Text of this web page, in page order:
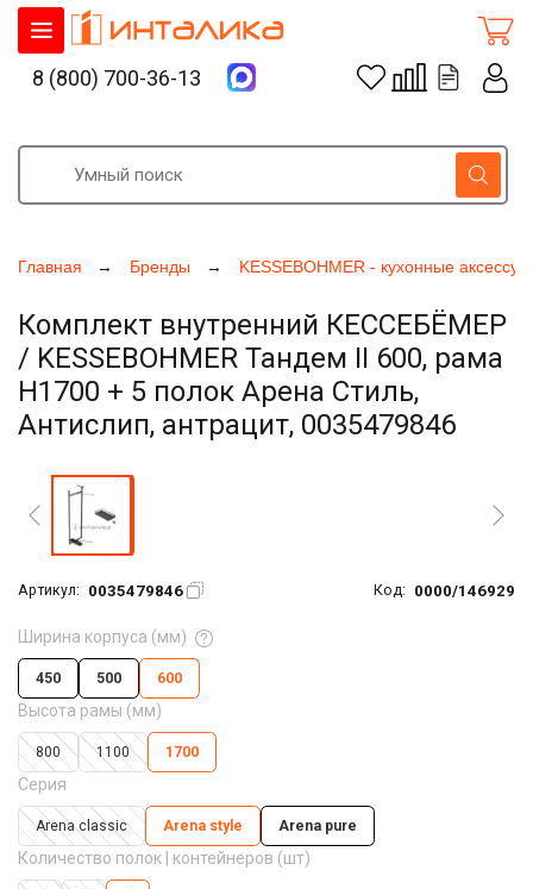
Главная Бренды KESSEBOHMER - кухонные
Комплект внутренний КЕССЕБЁМЕР
/ KESSEBOHMER Тандем II 600, рама
H1700 + 5 полок Арена Стиль,
Антислип, антрацит, 0035479846
Артикул: 0035479846 Код: 0000/146929
Ширина корпуса (мм)
450 500 600
Высота рамы (мм)
800 1100 1700
Серия
Arena classic Arena style Arena pure
Количество полок | контейнеров (шт)
8 (800) 700-36-13